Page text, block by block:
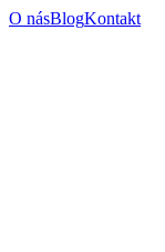
O násBlogKontakt